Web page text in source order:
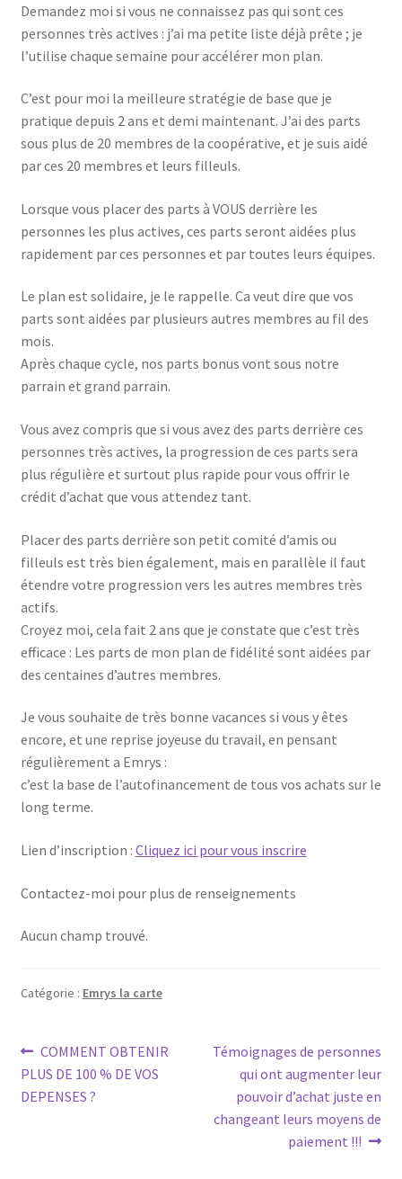
Demandez moi si vous ne connaissez pas qui sont ces
personnes très actives : j’ai ma petite liste déjà prête ; je
l’utilise chaque semaine pour accélérer mon plan.
C’est pour moi la meilleure stratégie de base que je
pratique depuis 2 ans et demi maintenant. J’ai des parts
sous plus de 20 membres de la coopérative, et je suis aidé
par ces 20 membres et leurs filleuls.
Lorsque vous placer des parts à VOUS derrière les
personnes les plus actives, ces parts seront aidées plus
rapidement par ces personnes et par toutes leurs équipes.
Le plan est solidaire, je le rappelle. Ca veut dire que vos
parts sont aidées par plusieurs autres membres au fil des
mois.
Après chaque cycle, nos parts bonus vont sous notre
parrain et grand parrain.
Vous avez compris que si vous avez des parts derrière ces
personnes très actives, la progression de ces parts sera
plus régulière et surtout plus rapide pour vous offrir le
crédit d’achat que vous attendez tant.
Placer des parts derrière son petit comité d’amis ou
filleuls est très bien également, mais en parallèle il faut
étendre votre progression vers les autres membres très
actifs.
Croyez moi, cela fait 2 ans que je constate que c’est très
efficace : Les parts de mon plan de fidélité sont aidées par
des centaines d’autres membres.
Je vous souhaite de très bonne vacances si vous y êtes
encore, et une reprise joyeuse du travail, en pensant
régulièrement a Emrys :
c’est la base de l’autofinancement de tous vos achats sur le
long terme.
Lien d’inscription : Cliquez ici pour vous inscrire
Contactez-moi pour plus de renseignements
Aucun champ trouvé.
Catégorie : Emrys la carte
Navigation
de
Article
précédent :
COMMENT OBTENIR
PLUS DE 100 % DE VOS
DEPENSES ?
Article
suivant :
Témoignages de personnes
qui ont augmenter leur
pouvoir d’achat juste en
changeant leurs moyens de
paiement !!!